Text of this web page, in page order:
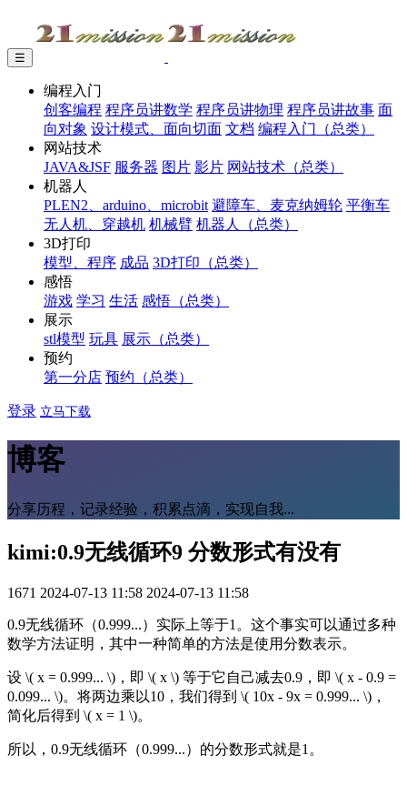
☰
编程入门
创客编程 程序员讲数学 程序员讲物理 程序员讲故事 面
向对象 设计模式、面向切面 文档 编程入门（总类）
网站技术
JAVA&JSF 服务器 图片 影片 网站技术（总类）
机器人
PLEN2、arduino、microbit 避障车、麦克纳姆轮 平衡车
无人机、穿越机 机械臂 机器人（总类）
3D打印
模型、程序 成品 3D打印（总类）
感悟
游戏 学习 生活 感悟（总类）
展示
stl模型 玩具 展示（总类）
预约
第一分店 预约（总类）
登录 立马下载
博客
分享历程，记录经验，积累点滴，实现自我...
kimi:0.9无线循环9 分数形式有没有
1671 2024-07-13 11:58 2024-07-13 11:58
0.9无线循环（0.999...）实际上等于1。这个事实可以通过多种
数学方法证明，其中一种简单的方法是使用分数表示。
设 \( x = 0.999... \)，即 \( x \) 等于它自己减去0.9，即 \( x - 0.9 =
0.099... \)。将两边乘以10，我们得到 \( 10x - 9x = 0.999... \)，
简化后得到 \( x = 1 \)。
所以，0.9无线循环（0.999...）的分数形式就是1。